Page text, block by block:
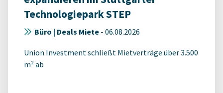
Technologiepark STEP
Büro | Deals Miete - 06.08.2026
Union Investment schließt Mietverträge über 3.500
m² ab